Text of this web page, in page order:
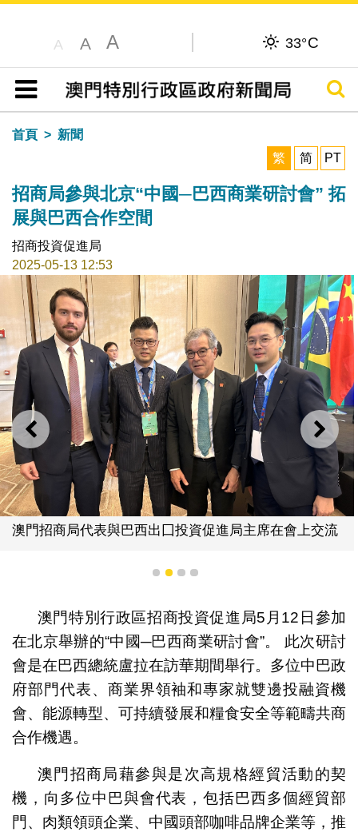
A A A 33°C
目錄
搜尋
首頁
新聞
繁
简 PT
招商局參與北京“中國─巴西商業研討會” 拓
展與巴西合作空間
招商投資促進局
2025-05-13 12:53
上一則 下一
澳門招商局代表與巴西出囗投資促進局主席在會上交流
1 2 3 4
澳門特別行政區招商投資促進局5月12日參加
在北京舉辦的“中國─巴西商業研討會”。 此次研討
會是在巴西總統盧拉在訪華期間舉行。多位中巴政
府部門代表、商業界領袖和專家就雙邊投融資機
會、能源轉型、可持續發展和糧食安全等範疇共商
合作機遇。
澳門招商局藉參與是次高規格經貿活動的契
機，向多位中巴與會代表，包括巴西多個經貿部
門、肉類領頭企業、中國頭部咖啡品牌企業等，推